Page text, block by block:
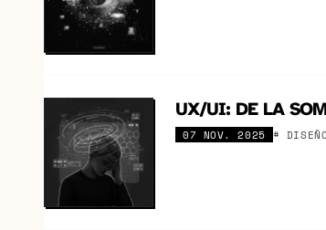
UX/UI: DE LA
07 NOV. 2025 # DISEÑO